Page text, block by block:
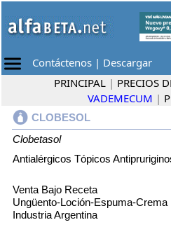
Contáctenos | Descargar
PRINCIPAL | PRECIOS
VADEMECUM |
CLOBESOL
Clobetasol
Antialérgicos Tópicos
Venta Bajo Receta
Ungüento-Loción-Espuma-Crema
Industria Argentina